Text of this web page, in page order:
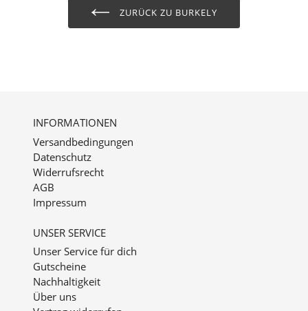
ZURÜCK ZU BURKELY
INFORMATIONEN
Versandbedingungen
Datenschutz
Widerrufsrecht
AGB
Impressum
UNSER SERVICE
Unser Service für dich
Gutscheine
Nachhaltigkeit
Über uns